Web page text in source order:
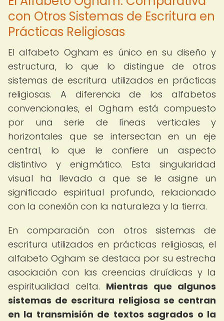
con Otros Sistemas de Escritura en
Prácticas Religiosas
El alfabeto Ogham es único en su diseño y
estructura, lo que lo distingue de otros
sistemas de escritura utilizados en prácticas
religiosas. A diferencia de los alfabetos
convencionales, el Ogham está compuesto
por una serie de líneas verticales y
horizontales que se intersectan en un eje
central, lo que le confiere un aspecto
distintivo y enigmático. Esta singularidad
visual ha llevado a que se le asigne un
significado espiritual profundo, relacionado
con la conexión con la naturaleza y la tierra.
En comparación con otros sistemas de
escritura utilizados en prácticas religiosas, el
alfabeto Ogham se destaca por su estrecha
asociación con las creencias druídicas y la
espiritualidad celta. Mientras que algunos
sistemas de escritura religiosa se centran
en la transmisión de textos sagrados o la